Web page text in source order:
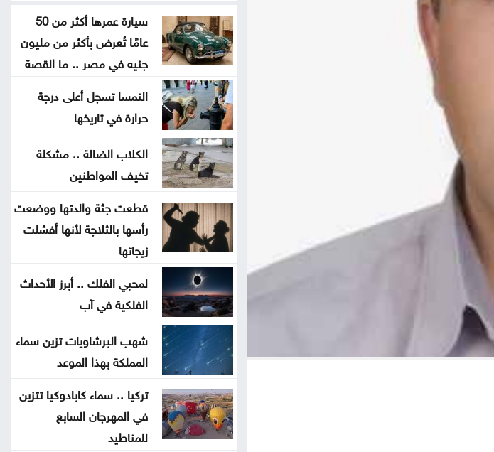
سياحة عجلون تطلق رحلات برنامج
أردننا جنة إلى مختلف مناطق المملكة
مليارات دينار منذ بداية العام
سلسلة غارات إسرائيلية على جنوب
لبنان تزامنا مع استمرار مفاوضات روما
الوصاية الهاشمية تحظى بإجماع عربي
وإسلامي في اجتماع عمّان
إدارة الترخيص تطلق خدمة حجز
الفحص العملي إلكترونيًا اعتبارًا من الأحد
وزارة الدفاع الروسية تعلن إسقاط
605 مسيّرات أوكرانية خلال الليل
العقبة الاقتصادية والسفارة الأميركية
تناقشان فرص التعاون والاستثمار
سيارة عمرها أكثر من 50
عامًا تُعرض بأكثر من مليون
جنيه في مصر .. ما القصة
النمسا تسجل أعلى درجة
حرارة في تاريخها
الكلاب الضالة .. مشكلة
تخيف المواطنين
قطعت جثة والدتها ووضعت
رأسها بالثلاجة لأنها أفشلت
زيجاتها
لمحبي الفلك .. أبرز الأحداث
الفلكية في آب
شهب البرشاويات تزين سماء
المملكة بهذا الموعد
تركيا .. سماء كابادوكيا تتزين
في المهرجان السابع
للمناطيد